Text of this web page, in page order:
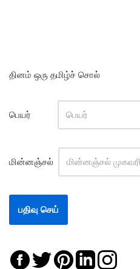
தினம் ஒரு தமிழ்ச் சொல்
பெயர்
மின்னஞ்சல்